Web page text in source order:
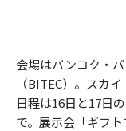
会場はバンコク・
（BITEC）。スカ
日程は16日と17日
で。展示会「ギフ